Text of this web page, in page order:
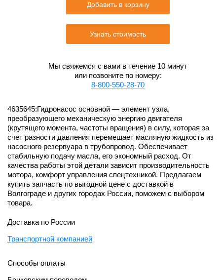
Добавить в корзину
Узнать стоимость
Мы свяжемся с вами в течение 10 минут
или позвоните по номеру:
8-800-550-28-70
4635645:Гидронасос основной — элемент узла,
преобразующего механическую энергию двигателя
(крутящего момента, частоты вращения) в силу, которая за
счет разности давления перемещает масляную жидкость из
насосного резервуара в трубопровод. Обеспечивает
стабильную подачу масла, его экономный расход. От
качества работы этой детали зависит производительность
мотора, комфорт управления спецтехникой. Предлагаем
купить запчасть по выгодной цене с доставкой в
Волгограде и других городах России, поможем с выбором
товара.
Доставка по России
Транспортной компанией
Способы оплаты